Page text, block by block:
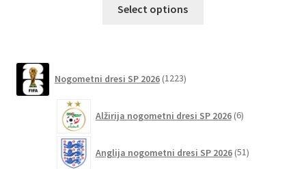
Select options
izberete
strani
Nogometni dresi SP 2026 1223izdelkov
Alžirija nogometni dresi SP 2026 6izdelkov
Anglija nogometni dresi SP 2026 51izdelkov